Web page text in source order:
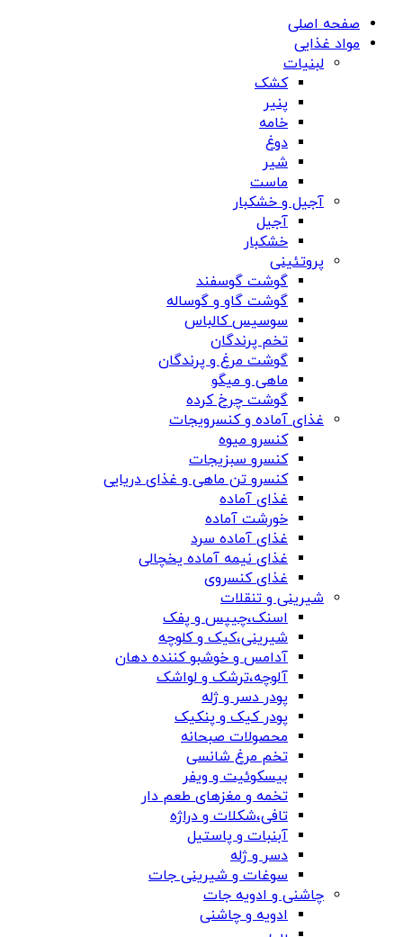
صفحه اصلی
مواد غذایی
لبنیات
کشک
پنیر
خامه
دوغ
شیر
ماست
آجیل و خشکبار
آجیل
خشکبار
پروتئینی
گوشت گوسفند
گوشت گاو و گوساله
سوسیس کالباس
تخم پرندگان
گوشت مرغ و پرندگان
ماهی و میگو
گوشت چرخ کرده
غذای آماده و کنسرویجات
کنسرو میوه
کنسرو سبزیجات
کنسرو تن ماهی و غذای دریایی
غذای آماده
خورشت آماده
غذای آماده سرد
غذای نیمه آماده یخچالی
غذای کنسروی
شیرینی و تنقلات
اسنک،چیپس و پفک
شیرینی،کیک و کلوچه
آدامس و خوشبو کننده دهان
آلوچه،ترشک و لواشک
پودر دسر و ژله
پودر کیک و پنکیک
محصولات صبحانه
تخم مرغ شانسی
بیسکوئیت و ویفر
تخمه و مغزهای طعم دار
تافی،شکلات و دراژه
آبنبات و پاستیل
دسر و ژله
سوغات و شیرینی جات
چاشنی و ادویه جات
ادویه و چاشنی